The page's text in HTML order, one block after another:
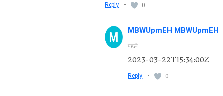
Reply • 0
MBWUpmEH MBWUpmEH
पहले
2023-03-22T15:34:00Z
Reply • 0